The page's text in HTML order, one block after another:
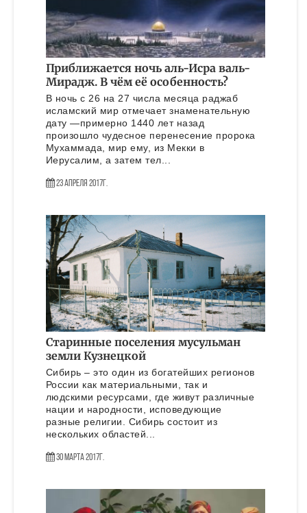
Приближается ночь аль-Исра валь-
Мирадж. В чём её особенность?
В ночь с 26 на 27 числа месяца раджаб
исламский мир отмечает знаменательную
дату ­­—примерно 1440 лет назад
произошло чудесное перенесение пророка
Мухаммада, мир ему, из Мекки в
Иерусалим, а затем тел...
23 Апреля 2017г.
Старинные поселения мусульман
земли Кузнецкой
Сибирь – это один из богатейших регионов
России как материальными, так и
людскими ресурсами, где живут различные
нации и народности, исповедующие
разные религии. Сибирь состоит из
нескольких областей...
30 Марта 2017г.